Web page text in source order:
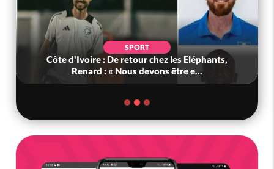
SPORT
Côte d'Ivoire : De retour chez les Eléphants,
Renard : « Nous devons être e...